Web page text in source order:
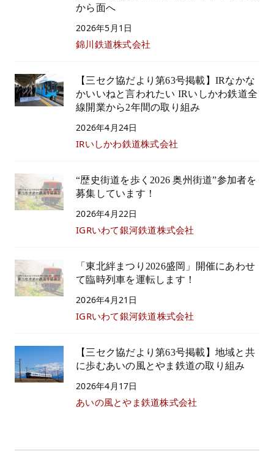
から面へ
2026年5月1日
錦川鉄道株式会社
【三セク協だより第63号掲載】IRなかな
かいいねと言われたい IRいしかわ鉄道全
線開業から2年間の取り組み
2026年4月24日
IRいしかわ鉄道株式会社
“歴史街道を歩く2026 奥州街道”参加者を
募集しています！
2026年4月22日
IGRいわて銀河鉄道株式会社
「東北絆まつり2026盛岡」開催にあわせ
て臨時列車を運転します！
2026年4月21日
IGRいわて銀河鉄道株式会社
【三セク協だより第63号掲載】地域と共
に歩むあいの風とやま鉄道の取り組み
2026年4月17日
あいの風とやま鉄道株式会社